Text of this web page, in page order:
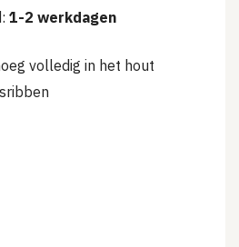
1-2 werkdagen
volledig in het hout